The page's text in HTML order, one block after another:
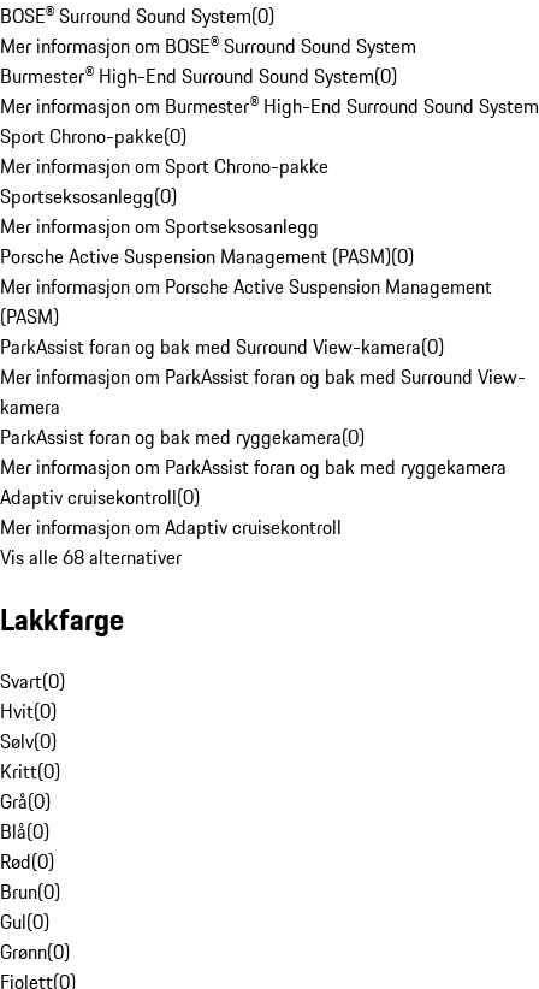
BOSE® Surround Sound System(0)
Mer informasjon om BOSE® Surround Sound System
Burmester® High-End Surround Sound System(0)
Mer informasjon om Burmester® High-End Surround Sound System
Sport Chrono-pakke(0)
Mer informasjon om Sport Chrono-pakke
Sportseksosanlegg(0)
Mer informasjon om Sportseksosanlegg
Porsche Active Suspension Management (PASM)(0)
Mer informasjon om Porsche Active Suspension Management
(PASM)
ParkAssist foran og bak med Surround View-kamera(0)
Mer informasjon om ParkAssist foran og bak med Surround View-
kamera
ParkAssist foran og bak med ryggekamera(0)
Mer informasjon om ParkAssist foran og bak med ryggekamera
Adaptiv cruisekontroll(0)
Mer informasjon om Adaptiv cruisekontroll
Vis alle 68 alternativer
Lakkfarge
Svart(0)
Hvit(0)
Sølv(0)
Kritt(0)
Grå(0)
Blå(0)
Rød(0)
Brun(0)
Gul(0)
Grønn(0)
Fiolett(0)